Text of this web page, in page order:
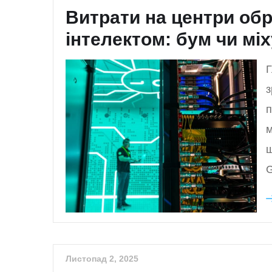
Витрати на центри
інтелектом: бум чи
Листопад 2, 2025